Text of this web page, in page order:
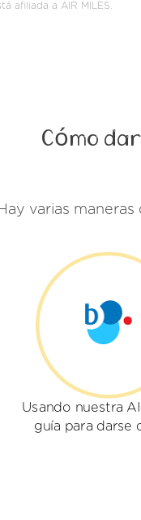
afiliada a AIR MILES.
Cómo
varias
Usando nuestra
guía para darse